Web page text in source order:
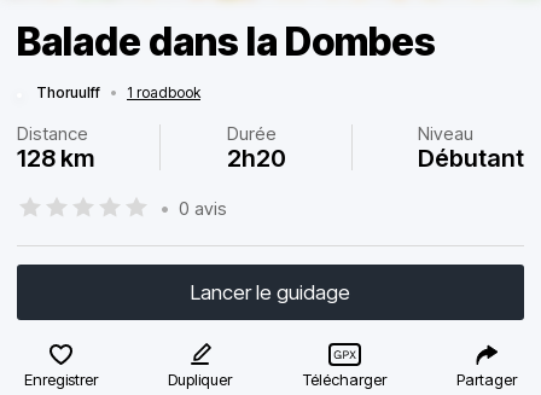
Balade dans la Dombes
Thoruulff • 1 roadbook
Distance
128 km
Durée
2h20
Niveau
Débutant
• 0 avis
Lancer le guidage
Enregistrer Dupliquer Télécharger Partager